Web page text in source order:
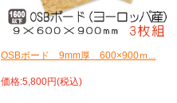
OSBボード 9mm厚 600×900ｍ...
価格:5,800円(税込)